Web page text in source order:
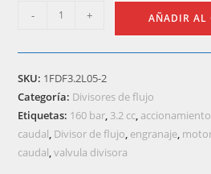
1FDF3.2L05-
(Válvula
de
flujo
3.2
cc
- + AÑADIR AL
SKU: 1FDF3.2L05-2
Categoría: Divisores de flujo
Etiquetas: 160 bar, 3.2 cc,
caudal, Divisor de flujo, engranaje,
caudal,valvula divisora